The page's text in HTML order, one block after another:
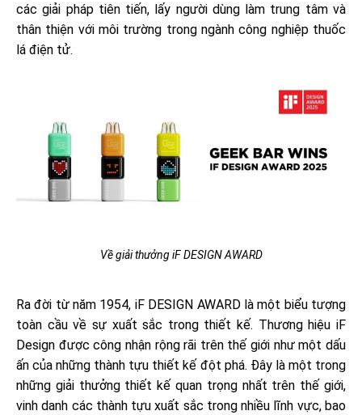
các giải pháp tiên tiến, lấy người dùng làm trung tâm và
thân thiện với môi trường trong ngành công nghiệp thuốc
lá điện tử.
Về giải thưởng iF DESIGN AWARD
Ra đời từ năm 1954, iF DESIGN AWARD là một biểu tượng
toàn cầu về sự xuất sắc trong thiết kế. Thương hiệu iF
Design được công nhận rộng rãi trên thế giới như một dấu
ấn của những thành tựu thiết kế đột phá. Đây là một trong
những giải thưởng thiết kế quan trọng nhất trên thế giới,
vinh danh các thành tựu xuất sắc trong nhiều lĩnh vực, bao